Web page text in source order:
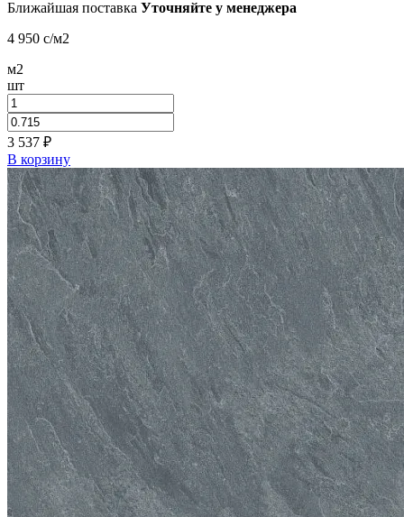
Ближайшая поставка Уточняйте у менеджера
4 950 c/м2
м2
шт
3 537 ₽
В корзину